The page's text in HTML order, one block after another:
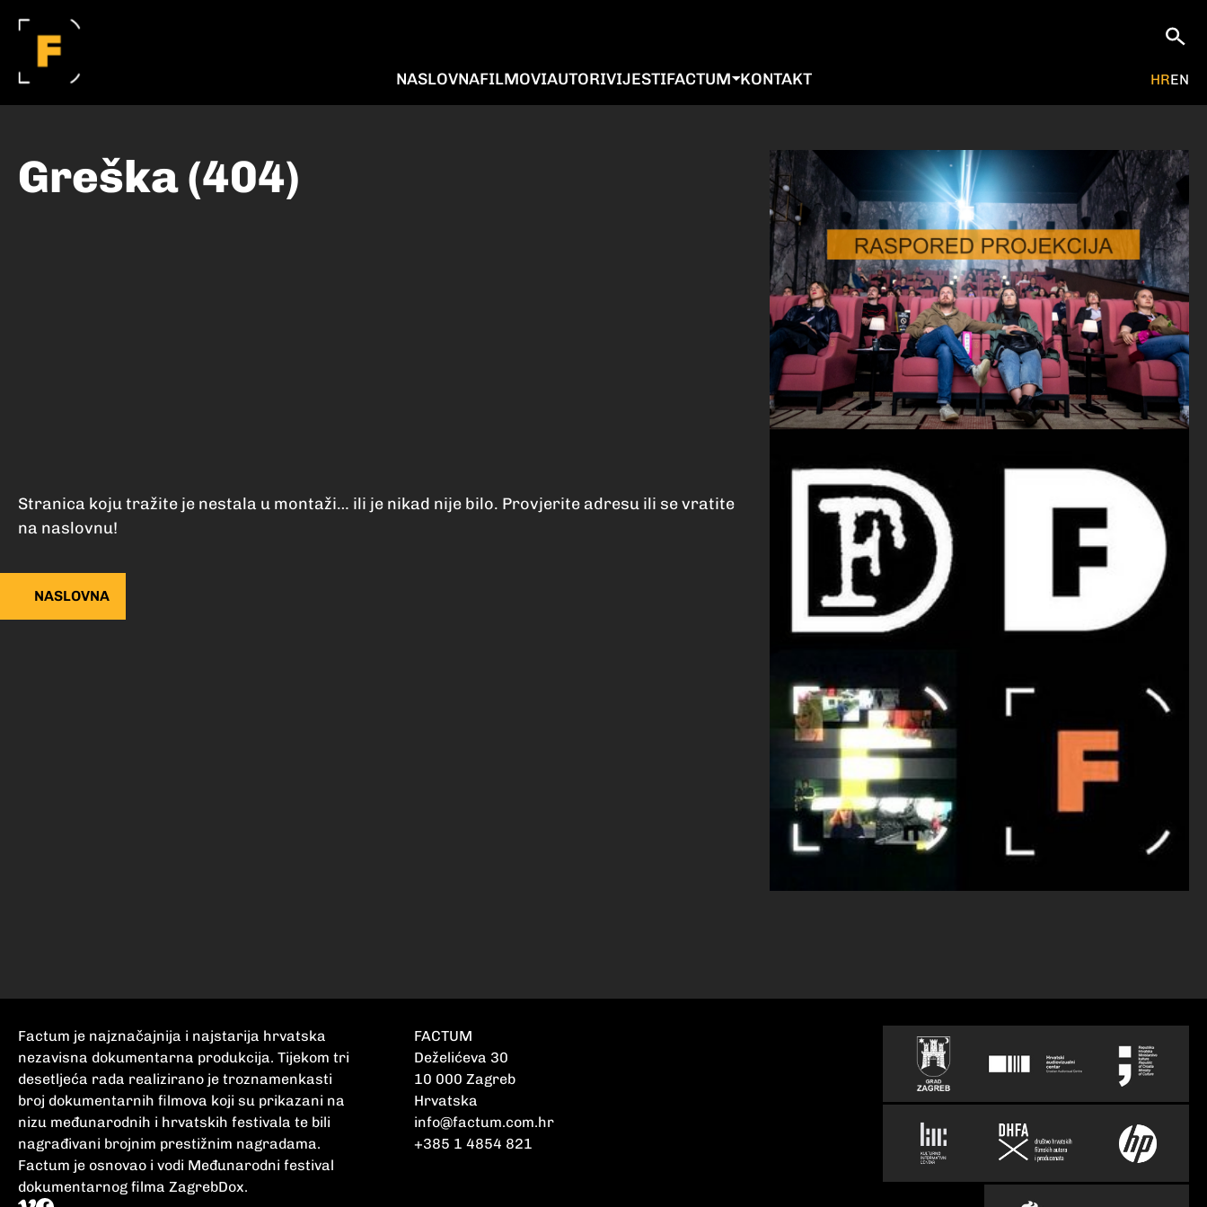
NASLOVNAFILMOVIAUTORIVIJESTIFACTUM KONTAKT HREN
Greška (404)
Stranica koju tražite je nestala u montaži… ili je nikad nije bilo. Provjerite adresu ili se vratite
na naslovnu!
NASLOVNA
Factum je najznačajnija i najstarija hrvatska
nezavisna dokumentarna produkcija. Tijekom tri
desetljeća rada realizirano je troznamenkasti
broj dokumentarnih filmova koji su prikazani na
nizu međunarodnih i hrvatskih festivala te bili
nagrađivani brojnim prestižnim nagradama.
Factum je osnovao i vodi Međunarodni festival
dokumentarnog filma ZagrebDox.
FACTUM
Deželićeva 30
10 000 Zagreb
Hrvatska
info@factum.com.hr
+385 1 4854 821